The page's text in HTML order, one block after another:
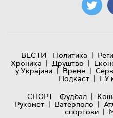
ВЕСТИ Политика |
Хроника | Друштво |
у Украјини | Време |
Подкаст | ЕУ
СПОРТ
Фудбал |
Рукомет | Ватерполо |
спортови |